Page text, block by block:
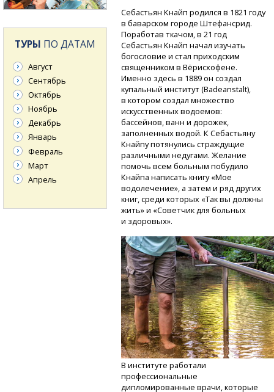
Себастьян Кнайп родился в 1821 году
в баварском городе Штефансрид.
Поработав ткачом, в 21 год
Себастьян Кнайп начал изучать
богословие и стал приходским
священником в Вёрисхофене.
Именно здесь в 1889 он создал
купальный институт (Badeanstalt),
в котором создал множество
искусственных водоемов:
бассейнов, ванн и дорожек,
заполненных водой. К Себастьяну
Кнайпу потянулись страждущие
различными недугами. Желание
помочь всем больным побудило
Кнайпа написать книгу «Мое
водолечение», а затем и ряд других
книг, среди которых «Так вы должны
жить» и «Советчик для больных
и здоровых».
В институте работали
профессиональные
дипломированные врачи, которые
ТУРЫ ПО ДАТАМ
Август
Сентябрь
Октябрь
Ноябрь
Декабрь
Январь
Февраль
Март
Апрель